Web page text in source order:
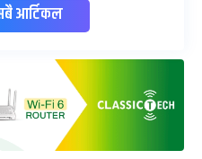
आर्टिकल